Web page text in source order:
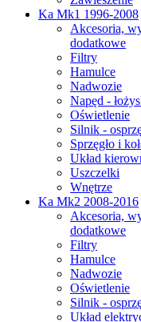
Ka Mk1 1996-2008
Akcesoria,
dodatkowe
Filtry
Hamulce
Nadwozie
Napęd -
Oświetlenie
Silnik -
Sprzęgło i
Układ
Uszczelki
Wnętrze
Ka Mk2 2008-2016
Akcesoria,
dodatkowe
Filtry
Hamulce
Nadwozie
Oświetlenie
Silnik -
Układ